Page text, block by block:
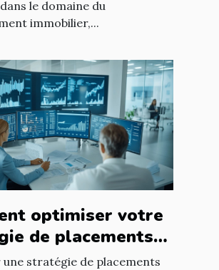
le domaine du
immobilier,...
optimiser votre
de placements
?
stratégie de placements